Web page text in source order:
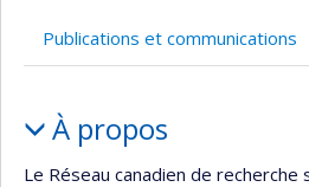
Publications et communications
Portrait
À propos
Le Réseau canadien de recherche